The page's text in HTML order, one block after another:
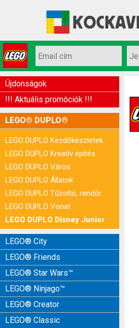
Újdonságok
!!! Aktuális promóciók !!!
LEGO® DUPLO®
LEGO DUPLO Kezdőkészletek
LEGO DUPLO Kreatív építés
LEGO DUPLO Város
LEGO DUPLO Állatok
LEGO DUPLO Tűzoltó, rendőr
LEGO DUPLO Vonat
LEGO DUPLO Disney Junior
LEGO® City
LEGO® Friends
LEGO® Star Wars™
LEGO® Ninjago™
LEGO® Creator
LEGO® Classic